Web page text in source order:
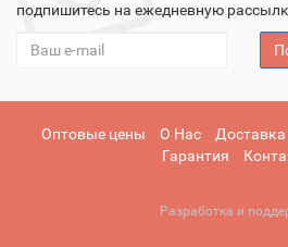
подпишитесь на ежедневную
Оптовые цены О Нас Доставка
Гарантия
Разработка и